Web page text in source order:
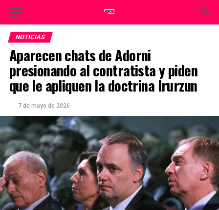
NOTICIAS
Aparecen chats de Adorni
presionando al contratista y piden
que le apliquen la doctrina Irurzun
7 de mayo de 2026